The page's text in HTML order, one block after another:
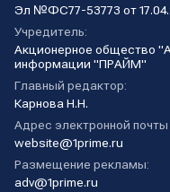
Эл №ФС77-53773 от
Учредитель:
Акционерное общество
информации "ПРАЙМ"
Главный редактор:
Карнова Н.Н.
Адрес электронной
website@1prime.ru
Размещение рекламы:
adv@1prime.ru